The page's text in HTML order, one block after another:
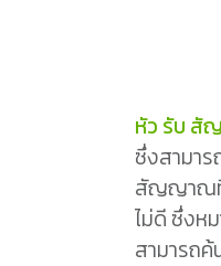
หัว รับ สั
ซึ่งสามา
สัญญาณที่
ไม่ดี ซึ่งห
สามารถ